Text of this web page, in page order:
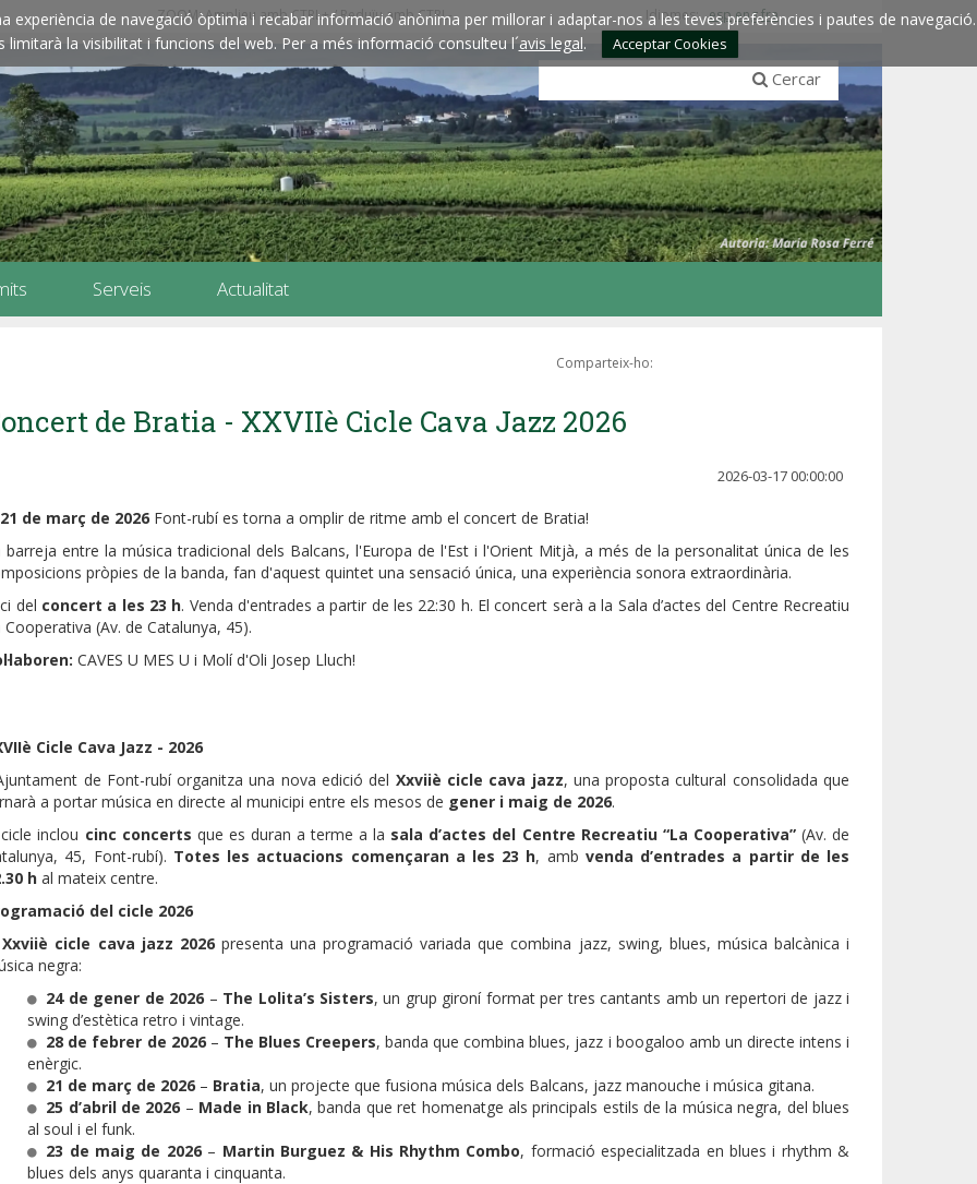
de navegació òptima i recabar informació anònima per millorar i adaptar-nos a les teves preferències i pautes de navegació.
limitarà la visibilitat i funcions del web. Per a més informació consulteu l´avis legal. Acceptar Cookies
ZOOM: Amplieu amb CTRL+ / Reduïu amb CTRL- Idiomes:esp engfra
Cercar
Serveis Actualitat
Comparteix-ho:
de Bratia - XXVIIè Cicle Cava Jazz 2026
2026-03-17 00:00:00
21 de març de 2026 Font-rubí es torna a omplir de ritme amb el concert de Bratia!
barreja entre la música tradicional dels Balcans, l'Europa de l'Est i l'Orient Mitjà, a més de la personalitat única de les
pròpies de la banda, fan d'aquest quintet una sensació única, una experiència sonora extraordinària.
del concert a les 23 h. Venda d'entrades a partir de les 22:30 h. El concert serà a la Sala d’actes del Centre Recreatiu
Cooperativa (Av. de Catalunya, 45).
CAVES U MES U i Molí d'Oli Josep Lluch!
Cicle Cava Jazz - 2026
de Font-rubí organitza una nova edició del Xxviiè cicle cava jazz, una proposta cultural consolidada que
a portar música en directe al municipi entre els mesos de gener i maig de 2026.
inclou cinc concerts que es duran a terme a la sala d’actes del Centre Recreatiu “La Cooperativa”(Av. de
45, Font-rubí). Totes les actuacions començaran a les 23 h, amb venda d’entrades a partir de les
h al mateix centre.
del cicle 2026
Xxviiè cicle cava jazz 2026presenta una programació variada que combina jazz, swing, blues, música balcànica i
negra:
24 de gener de 2026 – The Lolita’s Sisters, un grup gironí format per tres cantants amb un repertori de jazz i
swing d’estètica retro i vintage.
28 de febrer de 2026– The Blues Creepers, banda que combina blues, jazz i boogaloo amb un directe intens i
enèrgic.
21 de març de 2026 – Bratia, un projecte que fusiona música dels Balcans, jazz manouche i música gitana.
25 d’abril de 2026 – Made in Black, banda que ret homenatge als principals estils de la música negra, del blues
al soul i el funk.
23 de maig de 2026– Martin Burguez & His Rhythm Combo, formació especialitzada en blues i rhythm &
blues dels anys quaranta i cinquanta.